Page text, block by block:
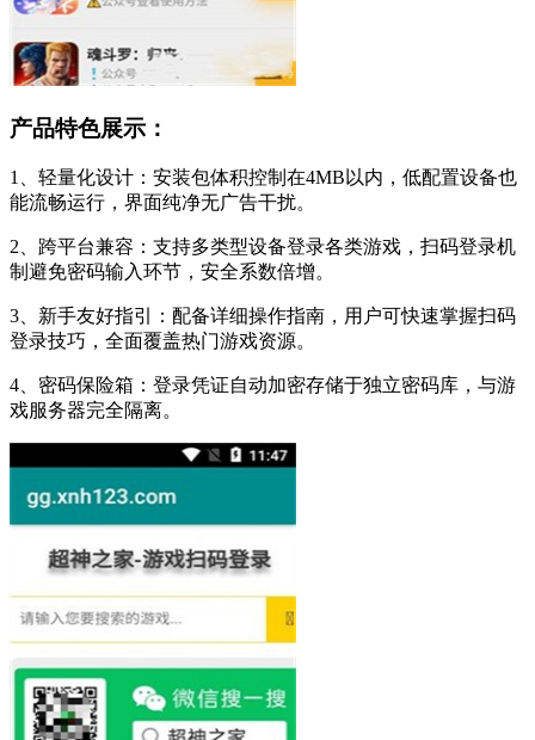
产品特色展示：
1、轻量化设计：安装包体积控制在4MB以内，低配置设备也
能流畅运行，界面纯净无广告干扰。
2、跨平台兼容：支持多类型设备登录各类游戏，扫码登录机
制避免密码输入环节，安全系数倍增。
3、新手友好指引：配备详细操作指南，用户可快速掌握扫码
登录技巧，全面覆盖热门游戏资源。
4、密码保险箱：登录凭证自动加密存储于独立密码库，与游
戏服务器完全隔离。